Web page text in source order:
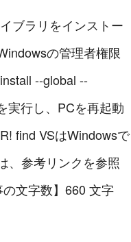
ブラリをインストー
の管理者権限
--global --
実行し、PCを再起動
find VSはWindowsで
、参考リンクを参照
の文字数】660 文字